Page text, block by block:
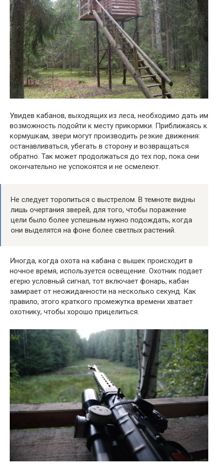
Увидев кабанов, выходящих из леса, необходимо дать им
возможность подойти к месту прикормки. Приближаясь к
кормушкам, звери могут производить резкие движения:
останавливаться, убегать в сторону и возвращаться
обратно. Так может продолжаться до тех пор, пока они
окончательно не успокоятся и не осмелеют.
Не следует торопиться с выстрелом. В темноте видны
лишь очертания зверей, для того, чтобы поражение
цели было более успешным нужно подождать, когда
они выделятся на фоне более светлых растений.
Иногда, когда охота на кабана с вышек происходит в
ночное время, используется освещение. Охотник подает
егерю условный сигнал, тот включает фонарь, кабан
замирает от неожиданности на несколько секунд. Как
правило, этого краткого промежутка времени хватает
охотнику, чтобы хорошо прицелиться.